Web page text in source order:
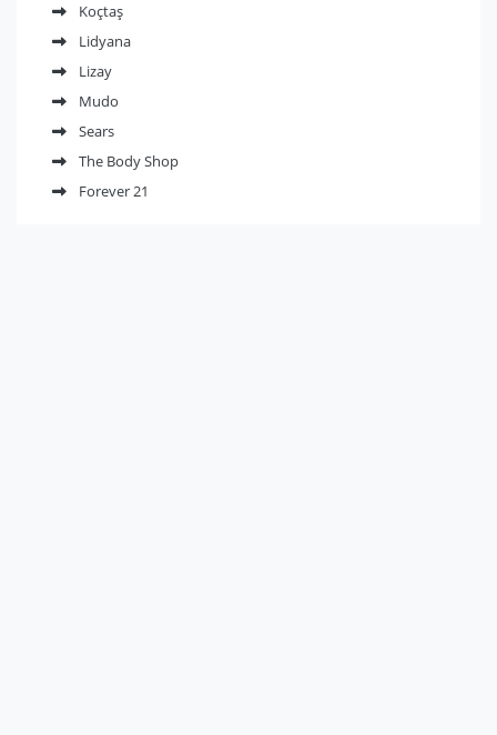
Koçtaş
Lidyana
Lizay
Mudo
Sears
The Body Shop
Forever 21